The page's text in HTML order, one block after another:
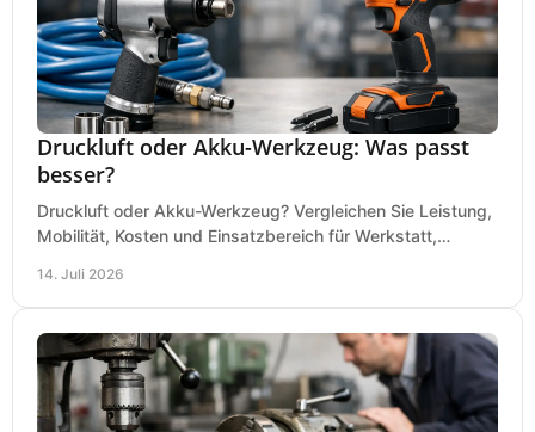
Druckluft oder Akku-Werkzeug: Was passt
besser?
Druckluft oder Akku-Werkzeug? Vergleichen Sie Leistung,
Mobilität, Kosten und Einsatzbereich für Werkstatt,
14. Juli 2026